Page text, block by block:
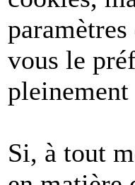
vous le
pleinement
Si, à tout